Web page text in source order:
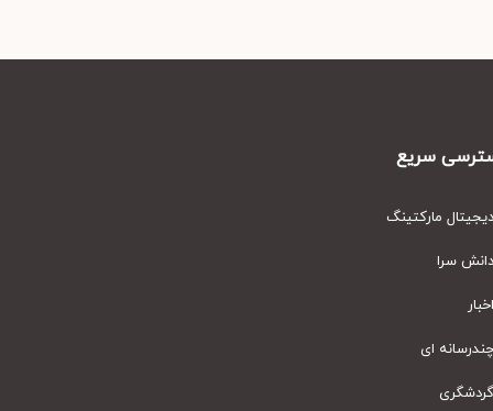
سریع
مارکتینگ
سرا
ای